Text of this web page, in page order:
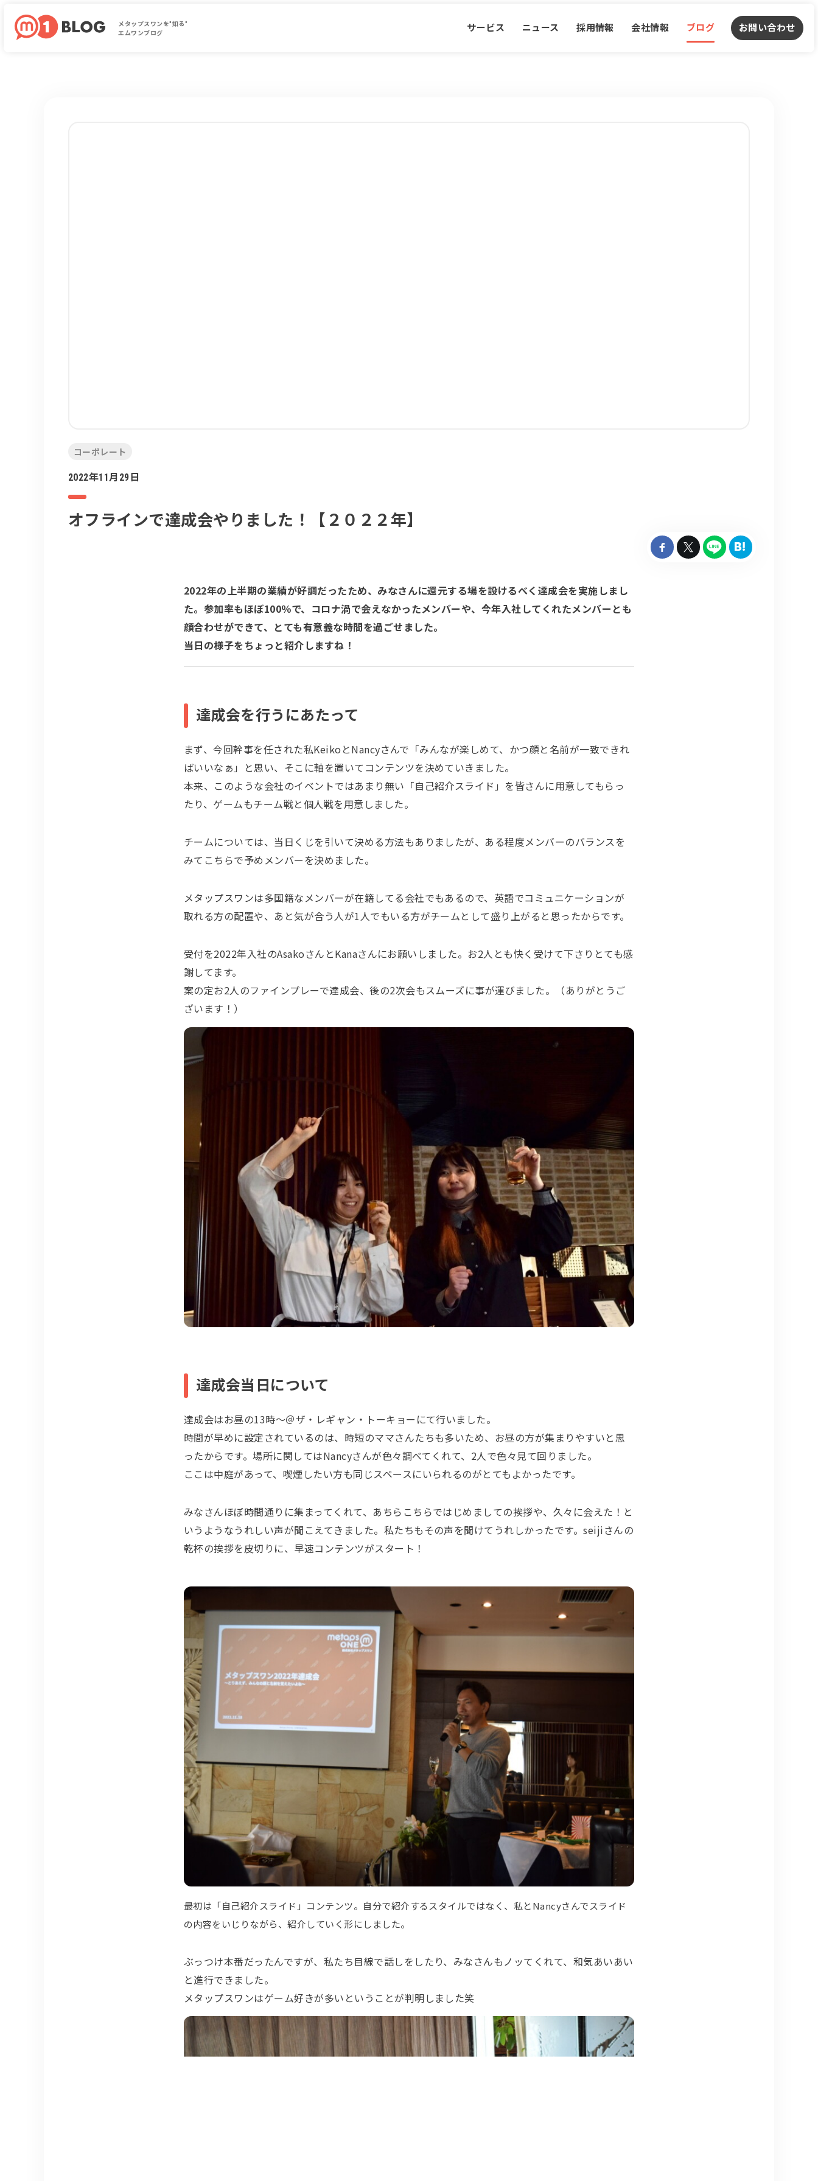
メタップスワンを"知る"
エムワンブログ
サービス ニュース 採用情報 会社情報 ブログ お問い合わせ
コーポレート
2022年11月29日
オフラインで達成会やりました！【２０２２年】

2022年の上半期の業績が好調だったため、みなさんに還元する場を設けるべく達成会を実施しまし
た。参加率もほぼ100％で、コロナ渦で会えなかったメンバーや、今年入社してくれたメンバーとも
顔合わせができて、とても有意義な時間を過ごせました。
当日の様子をちょっと紹介しますね！
達成会を行うにあたって
まず、今回幹事を任された私KeikoとNancyさんで「みんなが楽しめて、かつ顔と名前が一致できれ
ばいいなぁ」と思い、そこに軸を置いてコンテンツを決めていきました。
本来、このような会社のイベントではあまり無い「自己紹介スライド」を皆さんに用意してもらっ
たり、ゲームもチーム戦と個人戦を用意しました。
チームについては、当日くじを引いて決める方法もありましたが、ある程度メンバーのバランスを
みてこちらで予めメンバーを決めました。
メタップスワンは多国籍なメンバーが在籍してる会社でもあるので、英語でコミュニケーションが
取れる方の配置や、あと気が合う人が1人でもいる方がチームとして盛り上がると思ったからです。
受付を2022年入社のAsakoさんとKanaさんにお願いしました。お2人とも快く受けて下さりとても感
謝してます。
案の定お2人のファインプレーで達成会、後の2次会もスムーズに事が運びました。（ありがとうご
ざいます！）
達成会当日について
達成会はお昼の13時～＠ザ・レギャン・トーキョーにて行いました。
時間が早めに設定されているのは、時短のママさんたちも多いため、お昼の方が集まりやすいと思
ったからです。場所に関してはNancyさんが色々調べてくれて、2人で色々見て回りました。
ここは中庭があって、喫煙したい方も同じスペースにいられるのがとてもよかったです。
みなさんほぼ時間通りに集まってくれて、あちらこちらではじめましての挨拶や、久々に会えた！と
いうようなうれしい声が聞こえてきました。私たちもその声を聞けてうれしかったです。seijiさんの
乾杯の挨拶を皮切りに、早速コンテンツがスタート！
最初は「自己紹介スライド」コンテンツ。自分で紹介するスタイルではなく、私とNancyさんでスライド
の内容をいじりながら、紹介していく形にしました。
ぶっつけ本番だったんですが、私たち目線で話しをしたり、みなさんもノッてくれて、和気あいあい
と進行できました。
メタップスワンはゲーム好きが多いということが判明しました笑